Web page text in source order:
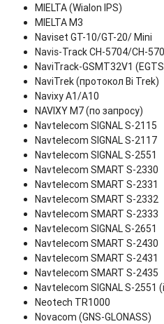
MIELTA (Wialon IPS)
MIELTA M3
Naviset GT-10/GT-20/ Mini
Navis-Track СН-5704/СН-
NaviTrack-GSMT32V1
NaviTrek (протокол Bi Trek)
Navixy A1/A10
NAVIXY M7 (по запросу)
Navtelecom SIGNAL S-2115
Navtelecom SIGNAL S-2117
Navtelecom SIGNAL S-2551
Navtelecom SMART S-2330
Navtelecom SMART S-2331
Navtelecom SMART S-2332
Navtelecom SMART S-2333
Navtelecom SIGNAL S-2651
Navtelecom SMART S-2430
Navtelecom SMART S-2431
Navtelecom SMART S-2435
Navtelecom SIGNAL S-2551
Neotech TR1000
Novacom (GNS-GLONASS)